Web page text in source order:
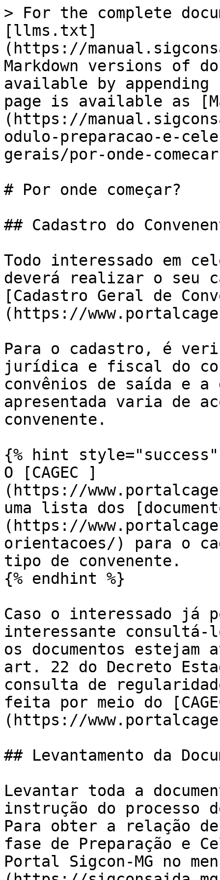
> For the complete
[llms.txt]
(https://
Markdown versions of
available by
page is available as
(https://
odulo-preparacao-e-
gerais/por-onde-
# Por onde começar?
## Cadastro do
Todo interessado em
deverá realizar o seu
[Cadastro Geral de
(https://
Para o cadastro, é
jurídica e fiscal do
convênios de saída e a
apresentada varia de
convenente.
{% hint style="success"
O [CAGEC ]
(https://
uma lista dos
(https://
orientacoes/) para o
tipo de convenente.
{% endhint %}
Caso o interessado já
interessante consultá-
os documentos estejam
art. 22 do Decreto
consulta de
feita por meio do
(https://
## Levantamento da
Levantar toda a
instrução do processo
Para obter a relação
fase de Preparação e
Portal Sigcon-MG no